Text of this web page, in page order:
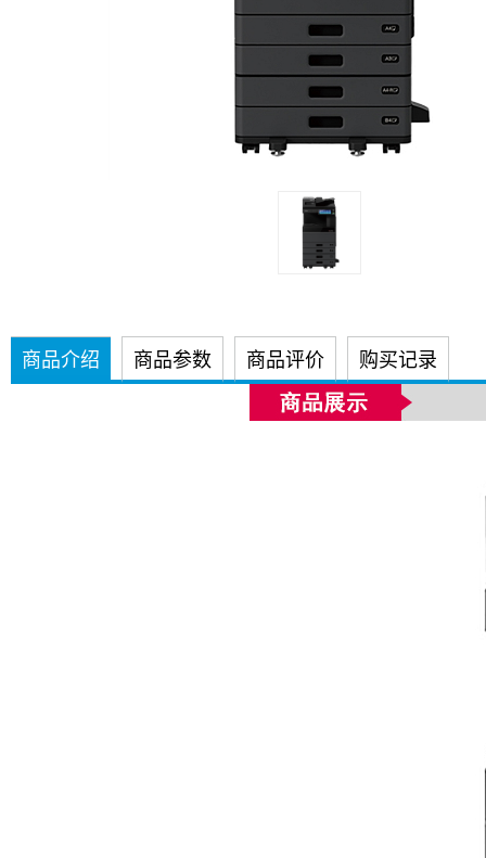
商品介绍 商品参数 商品评价 购买记录